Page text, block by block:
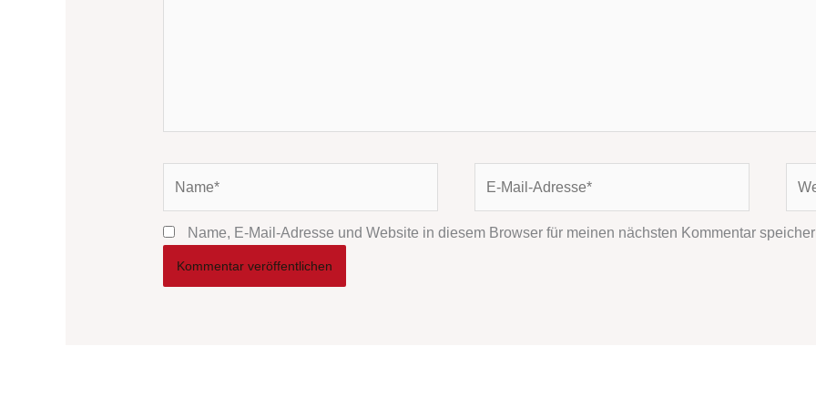
Adresse*
Name, E-Mail-Adresse und Website in diesem Browser für meinen nächsten Kommentar